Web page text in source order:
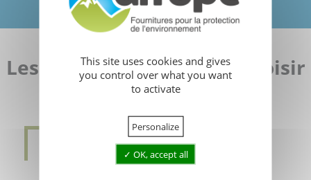
Les 8 bonnes raisons de choisir
DIFOPE
This site uses cookies and gives
you control over what you want
to activate
Personalize
OK, accept all